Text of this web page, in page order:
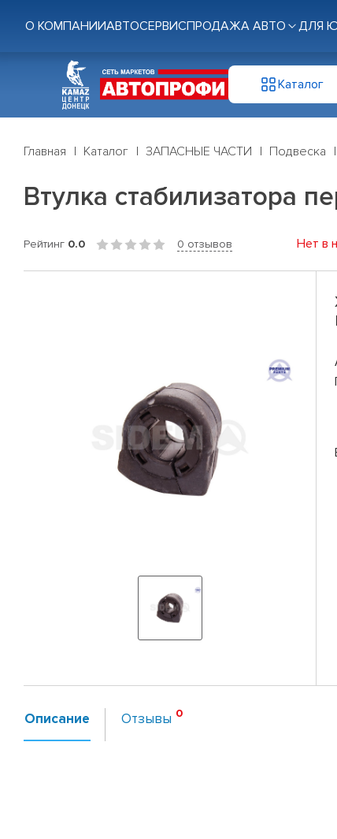
О КОМПАНИИАВТОСЕРВИСПРОДАЖА АВТО ДЛЯ
Каталог
Главная Каталог ЗАПАСНЫЕ ЧАСТИ Подвеска
Втулка стабилизатора
Рейтинг 0.0 0 отзывов Нет в
Описание Отзывы